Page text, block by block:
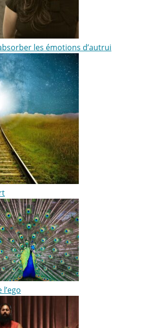
les émotions d’autrui